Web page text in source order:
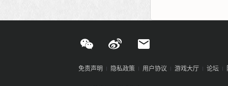
免责声明 隐私政策 用户协议 游戏大厅 论坛